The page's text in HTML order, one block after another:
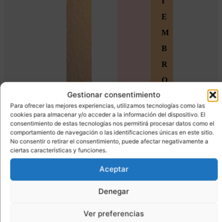
Gestionar consentimiento
Para ofrecer las mejores experiencias, utilizamos tecnologías como las
cookies para almacenar y/o acceder a la información del dispositivo. El
consentimiento de estas tecnologías nos permitirá procesar datos como el
comportamiento de navegación o las identificaciones únicas en este sitio.
No consentir o retirar el consentimiento, puede afectar negativamente a
ciertas características y funciones.
Aceptar
Denegar
Ver preferencias
E
M
B
R
O
Ú
n
e
t